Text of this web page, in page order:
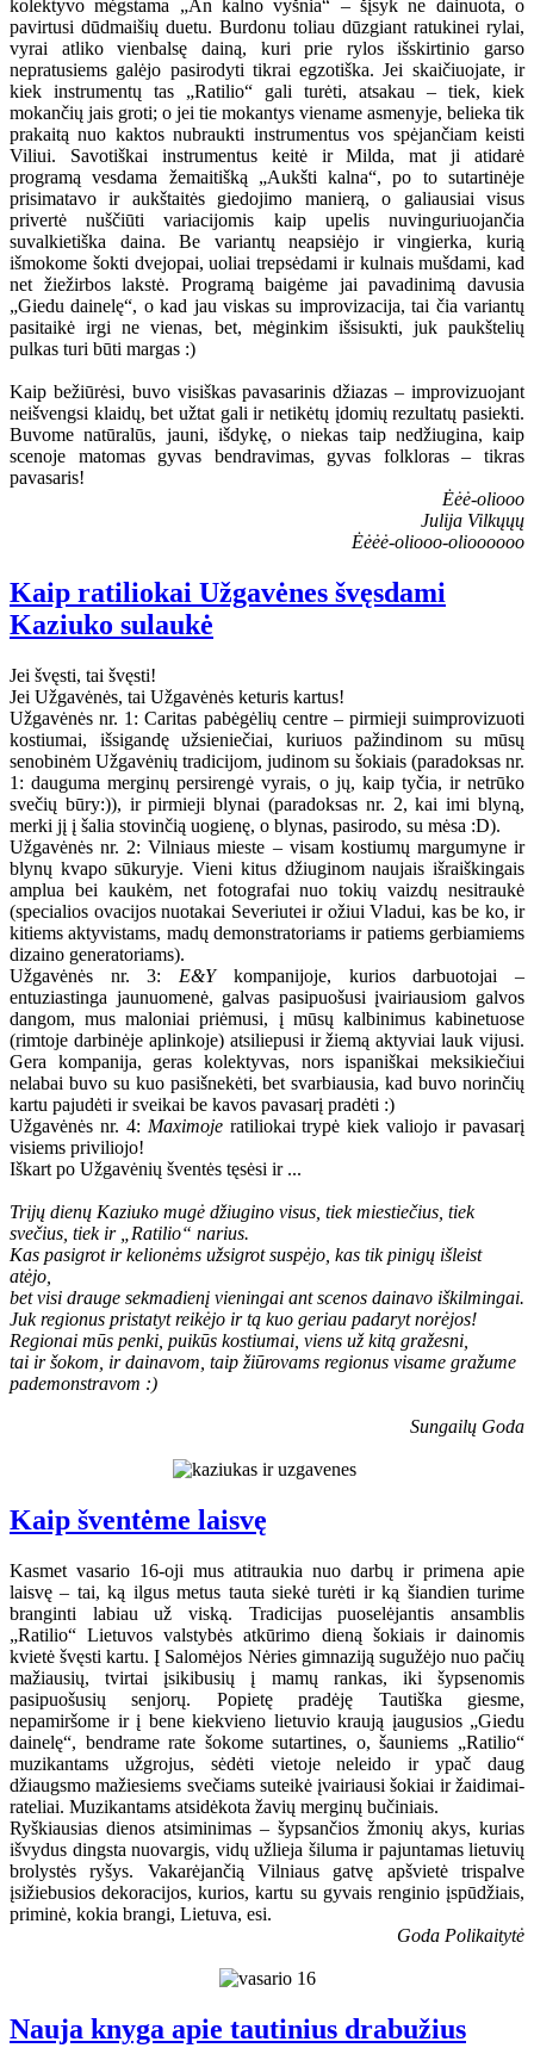
kolektyvo mėgstama „An kalno vyšnia“ – šįsyk ne dainuota, o
pavirtusi dūdmaišių duetu. Burdonu toliau dūzgiant ratukinei rylai,
vyrai atliko vienbalsę dainą, kuri prie rylos išskirtinio garso
nepratusiems galėjo pasirodyti tikrai egzotiška. Jei skaičiuojate, ir
kiek instrumentų tas „Ratilio“ gali turėti, atsakau – tiek, kiek
mokančių jais groti; o jei tie mokantys viename asmenyje, belieka tik
prakaitą nuo kaktos nubraukti instrumentus vos spėjančiam keisti
Viliui. Savotiškai instrumentus keitė ir Milda, mat ji atidarė
programą vesdama žemaitišką „Aukšti kalna“, po to sutartinėje
prisimatavo ir aukštaitės giedojimo manierą, o galiausiai visus
privertė nuščiūti variacijomis kaip upelis nuvinguriuojančia
suvalkietiška daina. Be variantų neapsiėjo ir vingierka, kurią
išmokome šokti dvejopai, uoliai trepsėdami ir kulnais mušdami, kad
net žiežirbos lakstė. Programą baigėme jai pavadinimą davusia
„Giedu dainelę“, o kad jau viskas su improvizacija, tai čia variantų
pasitaikė irgi ne vienas, bet, mėginkim išsisukti, juk paukštelių
pulkas turi būti margas :)
Kaip bežiūrėsi, buvo visiškas pavasarinis džiazas – improvizuojant
neišvengsi klaidų, bet užtat gali ir netikėtų įdomių rezultatų pasiekti.
Buvome natūralūs, jauni, išdykę, o niekas taip nedžiugina, kaip
scenoje matomas gyvas bendravimas, gyvas folkloras – tikras
pavasaris!
Ėėė-oliooo
Julija Vilkųųų
Ėėėė-oliooo-olioooooo
Kaip ratiliokai Užgavėnes švęsdami
Kaziuko sulaukė
Jei švęsti, tai švęsti!
Jei Užgavėnės, tai Užgavėnės keturis kartus!
Užgavėnės nr. 1: Caritas pabėgėlių centre – pirmieji suimprovizuoti
kostiumai, išsigandę užsieniečiai, kuriuos pažindinom su mūsų
senobinėm Užgavėnių tradicijom, judinom su šokiais (paradoksas nr.
1: dauguma merginų persirengė vyrais, o jų, kaip tyčia, ir netrūko
svečių būry:)), ir pirmieji blynai (paradoksas nr. 2, kai imi blyną,
merki jį į šalia stovinčią uogienę, o blynas, pasirodo, su mėsa :D).
Užgavėnės nr. 2: Vilniaus mieste – visam kostiumų margumyne ir
blynų kvapo sūkuryje. Vieni kitus džiuginom naujais išraiškingais
amplua bei kaukėm, net fotografai nuo tokių vaizdų nesitraukė
(specialios ovacijos nuotakai Severiutei ir ožiui Vladui, kas be ko, ir
kitiems aktyvistams, madų demonstratoriams ir patiems gerbiamiems
dizaino generatoriams).
Užgavėnės nr. 3: E&Ykompanijoje, kurios darbuotojai –
entuziastinga jaunuomenė, galvas pasipuošusi įvairiausiom galvos
dangom, mus maloniai priėmusi, į mūsų kalbinimus kabinetuose
(rimtoje darbinėje aplinkoje) atsiliepusi ir žiemą aktyviai lauk vijusi.
Gera kompanija, geras kolektyvas, nors ispaniškai meksikiečiui
nelabai buvo su kuo pasišnekėti, bet svarbiausia, kad buvo norinčių
kartu pajudėti ir sveikai be kavos pavasarį pradėti :)
Užgavėnės nr. 4: Maximojeratiliokai trypė kiek valiojo ir pavasarį
visiems priviliojo!
Iškart po Užgavėnių šventės tęsėsi ir ...
Trijų dienų Kaziuko mugė džiugino visus, tiek miestiečius, tiek
svečius, tiek ir „Ratilio“ narius.
Kas pasigrot ir kelionėms užsigrot suspėjo, kas tik pinigų išleist
atėjo,
bet visi drauge sekmadienį vieningai ant scenos dainavo iškilmingai.
Juk regionus pristatyt reikėjo ir tą kuo geriau padaryt norėjos!
Regionai mūs penki, puikūs kostiumai, viens už kitą gražesni,
tai ir šokom, ir dainavom, taip žiūrovams regionus visame gražume
pademonstravom :)
Sungailų Goda
Kaip šventėme laisvę
Kasmet vasario 16-oji mus atitraukia nuo darbų ir primena apie
laisvę – tai, ką ilgus metus tauta siekė turėti ir ką šiandien turime
branginti labiau už viską. Tradicijas puoselėjantis ansamblis
„Ratilio“ Lietuvos valstybės atkūrimo dieną šokiais ir dainomis
kvietė švęsti kartu. Į Salomėjos Nėries gimnaziją sugužėjo nuo pačių
mažiausių, tvirtai įsikibusių į mamų rankas, iki šypsenomis
pasipuošusių senjorų. Popietę pradėję Tautiška giesme,
nepamiršome ir į bene kiekvieno lietuvio kraują įaugusios „Giedu
dainelę“, bendrame rate šokome sutartines, o, šauniems „Ratilio“
muzikantams užgrojus, sėdėti vietoje neleido ir ypač daug
džiaugsmo mažiesiems svečiams suteikė įvairiausi šokiai ir žaidimai-
rateliai. Muzikantams atsidėkota žavių merginų bučiniais.
Ryškiausias dienos atsiminimas – šypsančios žmonių akys, kurias
išvydus dingsta nuovargis, vidų užlieja šiluma ir pajuntamas lietuvių
brolystės ryšys. Vakarėjančią Vilniaus gatvę apšvietė trispalve
įsižiebusios dekoracijos, kurios, kartu su gyvais renginio įspūdžiais,
priminė, kokia brangi, Lietuva, esi.
Goda Polikaitytė
Nauja knyga apie tautinius drabužius